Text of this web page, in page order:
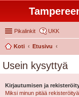
Pikalinkit UKK
Koti
Etusivu
Usein kysyttyä
Kirjautumisen ja
Miksi minun pitää